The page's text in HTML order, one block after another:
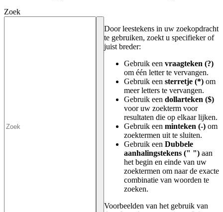
Zoek
Door leestekens in uw zoekopdracht
te gebruiken, zoekt u specifieker of
juist breder:
Gebruik een vraagteken (?)
om één letter te vervangen.
Gebruik een sterretje (*) om
meer letters te vervangen.
Gebruik een dollarteken ($)
voor uw zoekterm voor
resultaten die op elkaar lijken.
Gebruik een minteken (-) om
zoektermen uit te sluiten.
Gebruik een Dubbele
aanhalingstekens (" ") aan
het begin en einde van uw
zoektermen om naar de exacte
combinatie van woorden te
zoeken.
Voorbeelden van het gebruik van